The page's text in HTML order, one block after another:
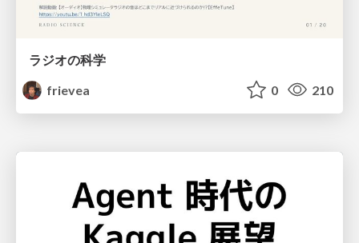
ラジオの科学
frievea
0 210